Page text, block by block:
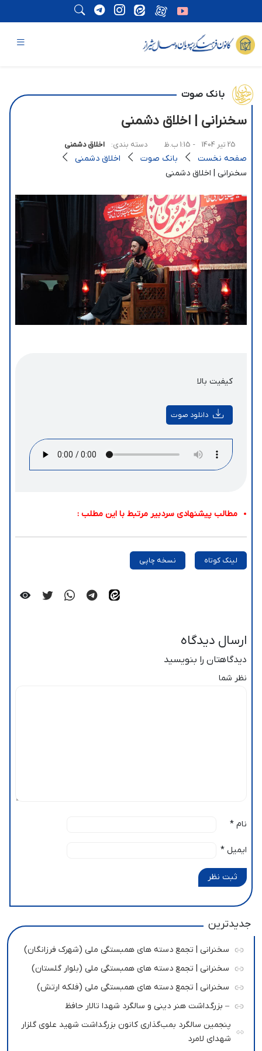
بانک صوت
سخنرانی | اخلاق دشمنی
25 تیر 1404 - 1:15 ب.ظ دسته بندی: اخلاق دشمنی
صفحه نخست بانک صوت
اخلاق دشمنی
سخنرانی | اخلاق دشمنی
کیفیت بالا
دانلود صوت
مطالب پیشنهادی سردبیر مرتبط با این مطلب :
لینک کوتاه نسخه چاپی
ارسال دیدگاه
دیدگاهتان را بنویسید
نظر شما
نام *
ایمیل *
ثبت نظر
جدیدترین
سخنرانی | تجمع دسته های همبستگی ملی (شهرک فرزانگان)
سخنرانی | تجمع دسته های همبستگی ملی (بلوار گلستان)
سخنرانی | تجمع دسته های همبستگی ملی (فلکه ارتش)
– بزرگداشت هنر دینی و سالگرد شهدا تالار حافظ
پنجمین سالگرد بمب‌گذاری کانون بزرگداشت شهید علوی گلزار
شهدای لامرد